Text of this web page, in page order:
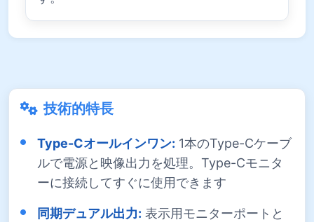
技術的特長
Type-Cオールインワン: 1本のType-Cケーブ
ルで電源と映像出力を処理。Type-Cモニタ
ーに接続してすぐに使用できます
同期デュアル出力: 表示用モニターポートと